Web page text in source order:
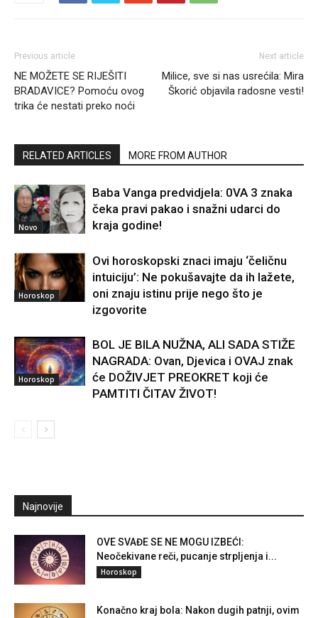
Previous article
NE MOŽETE SE RIJEŠITI
BRADAVICE? Pomoću ovog
trika će nestati preko noći
Next article
Milice, sve si nas usrećila: Mira
Škorić objavila radosne vesti!
RELATED ARTICLES MORE FROM AUTHOR
Novo
Baba Vanga predvidjela: 0VA 3 znaka
čeka pravi pakao i snažni udarci do
kraja godine!
Horoskop
Ovi horoskopski znaci imaju ‘čeličnu
intuiciju’: Ne pokušavajte da ih lažete,
oni znaju istinu prije nego što je
izgovorite
Horoskop
BOL JE BILA NUŽNA, ALI SADA STIŽE
NAGRADA: Ovan, Djevica i OVAJ znak
će DOŽIVJET PREOKRET koji će
PAMTITI ČITAV ŽIVOT!
Najnovije
OVE SVAĐE SE NE MOGU IZBEĆI:
Neočekivane reči, pucanje strpljenja i...
Horoskop
Konačno kraj bola: Nakon dugih patnji, ovim